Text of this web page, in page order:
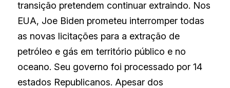
transição pretendem continuar extraindo. Nos
EUA, Joe Biden prometeu interromper todas
as novas licitações para a extração de
petróleo e gás em território público e no
oceano. Seu governo foi processado por 14
estados Republicanos. Apesar dos